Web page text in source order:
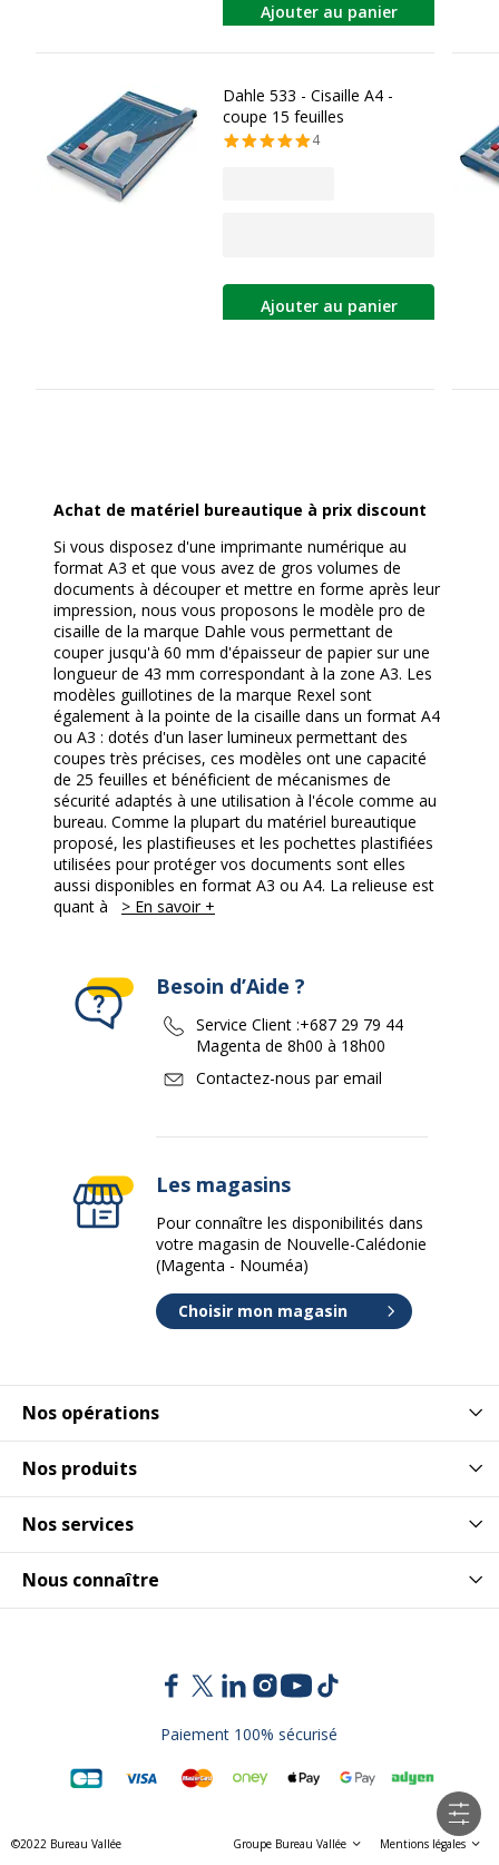
Ajouter au panier
Dahle 533 - Cisaille A4 -
coupe 15 feuilles
4
Ajouter au panier
Achat de matériel bureautique à prix discount
Si vous disposez d'une imprimante numérique au
format A3 et que vous avez de gros volumes de
documents à découper et mettre en forme après leur
impression, nous vous proposons le modèle pro de
cisaille de la marque Dahle vous permettant de
couper jusqu'à 60 mm d'épaisseur de papier sur une
longueur de 43 mm correspondant à la zone A3. Les
modèles guillotines de la marque Rexel sont
également à la pointe de la cisaille dans un format A4
ou A3 : dotés d'un laser lumineux permettant des
coupes très précises, ces modèles ont une capacité
de 25 feuilles et bénéficient de mécanismes de
sécurité adaptés à une utilisation à l'école comme au
bureau. Comme la plupart du matériel bureautique
proposé, les plastifieuses et les pochettes plastifiées
utilisées pour protéger vos documents sont elles
aussi disponibles en format A3 ou A4. La relieuse est
quant à
> En savoir +
Nos opérations
Nos produits
Nos services
Nous connaître
Besoin d’Aide ?
Service Client :+687 29 79 44
Magenta de 8h00 à 18h00
Contactez-nous par email
Les magasins
Pour connaître les disponibilités dans
votre magasin de Nouvelle-Calédonie
(Magenta - Nouméa)
Choisir mon magasin
Paiement 100% sécurisé
©2022 Bureau Vallée Groupe Bureau Vallée Mentions légales